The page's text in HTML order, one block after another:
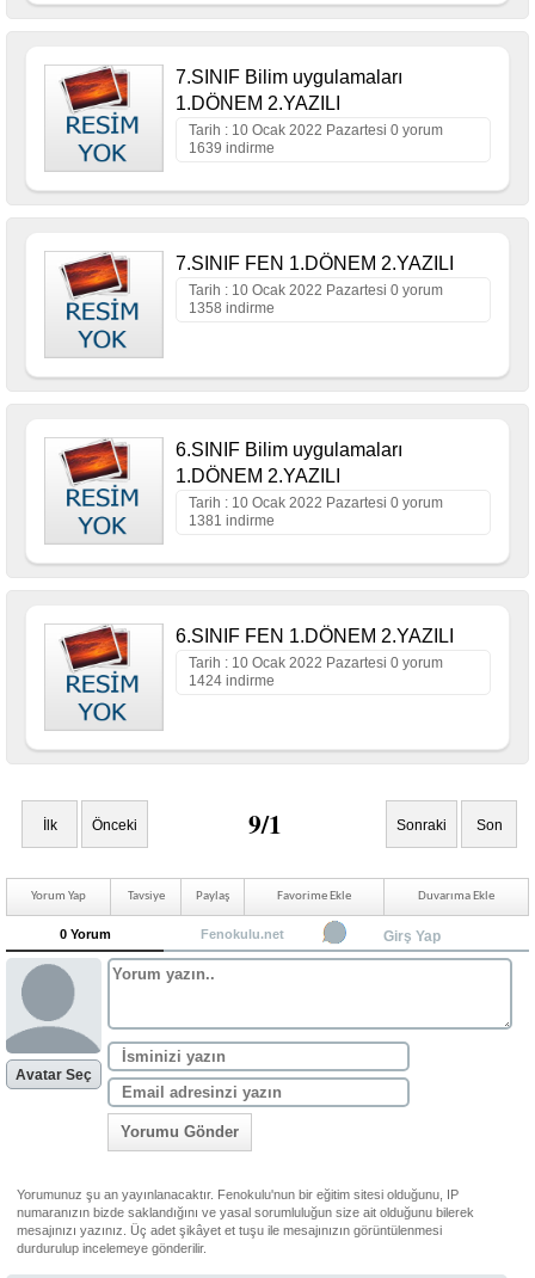
7.SINIF Bilim uygulamaları
1.DÖNEM 2.YAZILI
Tarih : 10 Ocak 2022 Pazartesi 0 yorum
1639 indirme
7.SINIF FEN 1.DÖNEM 2.YAZILI
Tarih : 10 Ocak 2022 Pazartesi 0 yorum
1358 indirme
6.SINIF Bilim uygulamaları
1.DÖNEM 2.YAZILI
Tarih : 10 Ocak 2022 Pazartesi 0 yorum
1381 indirme
6.SINIF FEN 1.DÖNEM 2.YAZILI
Tarih : 10 Ocak 2022 Pazartesi 0 yorum
1424 indirme
İlk Önceki 9/1 Sonraki Son
Yorum Yap Tavsiye Paylaş Favorime Ekle Duvarıma Ekle
0 Yorum Fenokulu.net Girş Yap
Avatar Seç
Yorumu Gönder
Yorumunuz şu an yayınlanacaktır. Fenokulu'nun bir eğitim sitesi olduğunu, IP
numaranızın bizde saklandığını ve yasal sorumluluğun size ait olduğunu bilerek
mesajınızı yazınız. Üç adet şikâyet et tuşu ile mesajınızın görüntülenmesi
durdurulup incelemeye gönderilir.